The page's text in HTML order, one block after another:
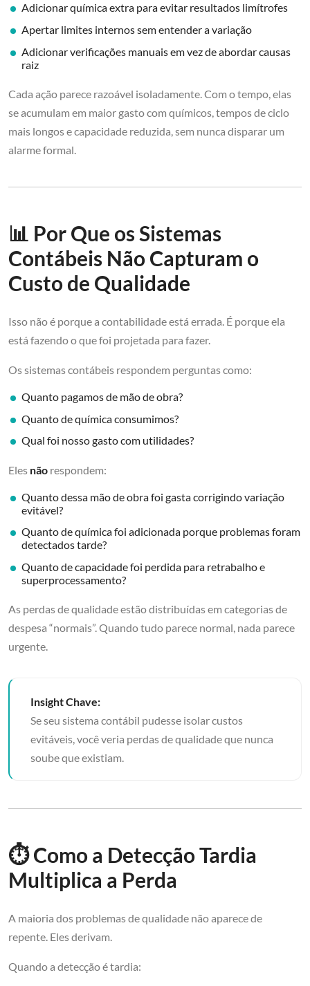
Adicionar química extra para evitar resultados limítrofes
Apertar limites internos sem entender a variação
Adicionar verificações manuais em vez de abordar causas
raiz
Cada ação parece razoável isoladamente. Com o tempo, elas
se acumulam em maior gasto com químicos, tempos de ciclo
mais longos e capacidade reduzida, sem nunca disparar um
alarme formal.
📊 Por Que os Sistemas
Contábeis Não Capturam o
Custo de Qualidade
Isso não é porque a contabilidade está errada. É porque ela
está fazendo o que foi projetada para fazer.
Os sistemas contábeis respondem perguntas como:
Quanto pagamos de mão de obra?
Quanto de química consumimos?
Qual foi nosso gasto com utilidades?
Eles não respondem:
Quanto dessa mão de obra foi gasta corrigindo variação
evitável?
Quanto de química foi adicionada porque problemas foram
detectados tarde?
Quanto de capacidade foi perdida para retrabalho e
superprocessamento?
As perdas de qualidade estão distribuídas em categorias de
despesa “normais”. Quando tudo parece normal, nada parece
urgente.
Insight Chave:
Se seu sistema contábil pudesse isolar custos
evitáveis, você veria perdas de qualidade que nunca
soube que existiam.
⏱️ Como a Detecção Tardia
Multiplica a Perda
A maioria dos problemas de qualidade não aparece de
repente. Eles derivam.
Quando a detecção é tardia: